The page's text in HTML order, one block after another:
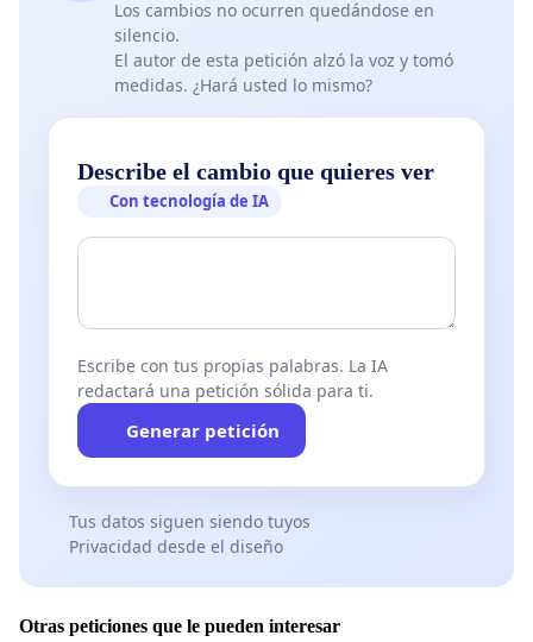
Los cambios no ocurren quedándose en
silencio.
El autor de esta petición alzó la voz y tomó
medidas. ¿Hará usted lo mismo?
Describe el cambio que quieres ver
Con tecnología de IA
Escribe con tus propias palabras. La IA
redactará una petición sólida para ti.
Generar petición
Tus datos siguen siendo tuyos
Privacidad desde el diseño
Otras peticiones que le pueden interesar